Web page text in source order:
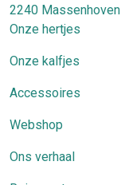
2240 Massenhoven
Onze hertjes
Onze kalfjes
Accessoires
Webshop
Ons verhaal